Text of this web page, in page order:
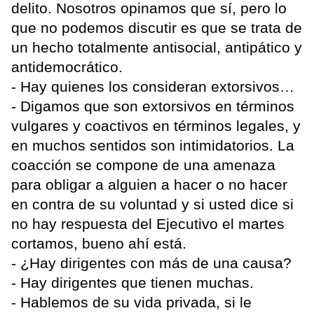
delito. Nosotros opinamos que sí, pero lo
que no podemos discutir es que se trata de
un hecho totalmente antisocial, antipático y
antidemocrático.
- Hay quienes los consideran extorsivos…
- Digamos que son extorsivos en términos
vulgares y coactivos en términos legales, y
en muchos sentidos son intimidatorios. La
coacción se compone de una amenaza
para obligar a alguien a hacer o no hacer
en contra de su voluntad y si usted dice si
no hay respuesta del Ejecutivo el martes
cortamos, bueno ahí está.
- ¿Hay dirigentes con más de una causa?
- Hay dirigentes que tienen muchas.
- Hablemos de su vida privada, si le